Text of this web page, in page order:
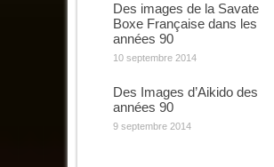
Des images de la Savate
Boxe Française dans les
années 90
10 septembre 2014
Des Images d’Aikido des
années 90
9 septembre 2014